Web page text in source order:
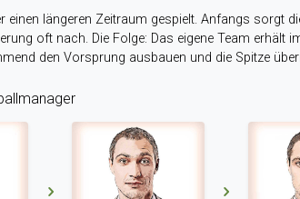
einen längeren Zeitraum gespielt. Anfangs sorgt
oft nach. Die Folge: Das eigene Team erhält
den Vorsprung ausbauen und die Spitze